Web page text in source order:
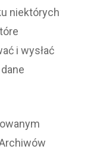
niektórych
i wysłać